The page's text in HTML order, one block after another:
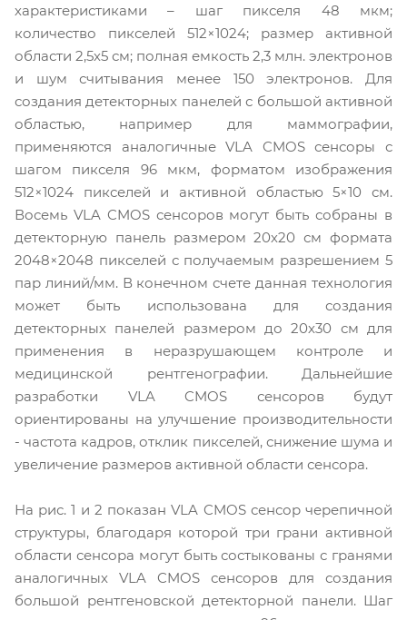
характеристиками – шаг пикселя 48 мкм;
количество пикселей 512×1024; размер активной
области 2,5х5 см; полная емкость 2,3 млн. электронов
и шум считывания менее 150 электронов. Для
создания детекторных панелей с большой активной
областью, например для маммографии,
применяются аналогичные VLA CMOS сенсоры с
шагом пикселя 96 мкм, форматом изображения
512×1024 пикселей и активной областью 5×10 см.
Восемь VLA CMOS сенсоров могут быть собраны в
детекторную панель размером 20х20 см формата
2048×2048 пикселей с получаемым разрешением 5
пар линий/мм. В конечном счете данная технология
может быть использована для создания
детекторных панелей размером до 20х30 см для
применения в неразрушающем контроле и
медицинской рентгенографии. Дальнейшие
разработки VLA CMOS сенсоров будут
ориентированы на улучшение производительности
- частота кадров, отклик пикселей, снижение шума и
увеличение размеров активной области сенсора.
На рис. 1 и 2 показан VLA CMOS сенсор черепичной
структуры, благодаря которой три грани активной
области сенсора могут быть состыкованы с гранями
аналогичных VLA CMOS сенсоров для создания
большой рентгеновской детекторной панели. Шаг